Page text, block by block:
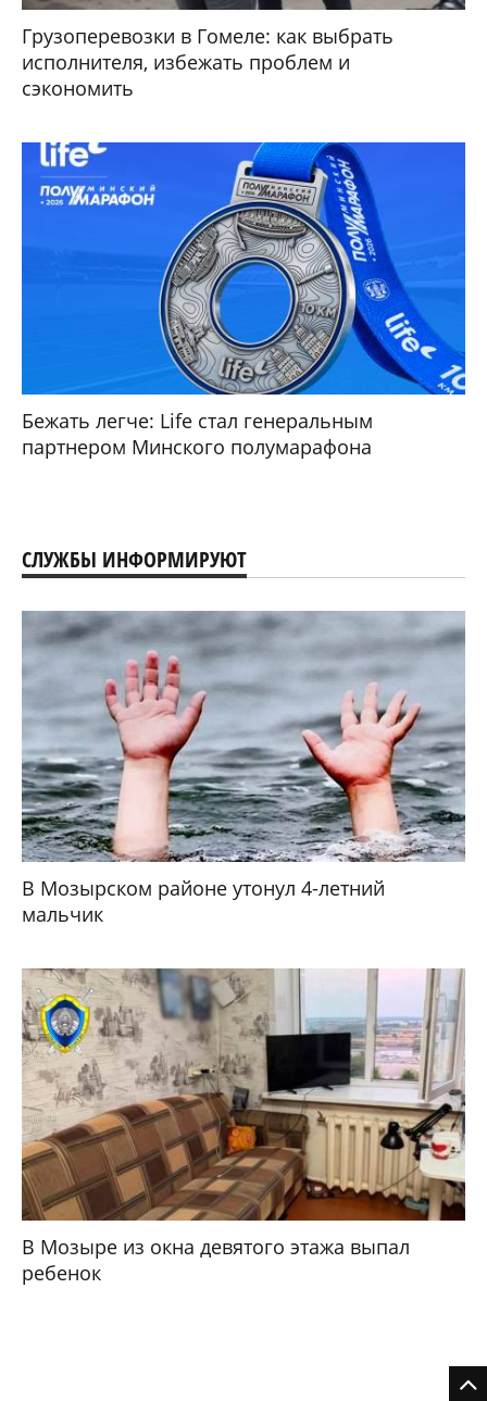
Грузоперевозки в Гомеле: как выбрать
исполнителя, избежать проблем и
сэкономить
Бежать легче: Life стал генеральным
партнером Минского полумарафона
СЛУЖБЫ ИНФОРМИРУЮТ
В Мозырском районе утонул 4-летний
мальчик
В Мозыре из окна девятого этажа выпал
ребенок